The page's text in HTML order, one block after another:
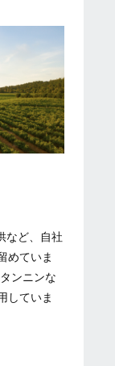
など、自社
めていま
ンニンな
していま